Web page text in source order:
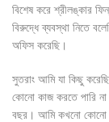
বিশেষ করে শ্রীলঙ্কার
বিরুদ্ধে ব্যবস্থা নিতে
অফিস করেছি।
সুতরাং আমি যা কিছু
কোনো কাজ করতে পারি
বছর। আমি কখনো কোনো